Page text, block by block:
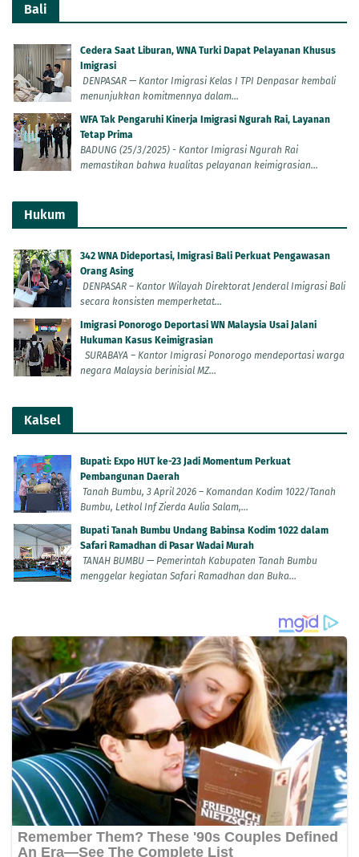
Bali
Cedera Saat Liburan, WNA Turki Dapat Pelayanan Khusus
Imigrasi
DENPASAR — Kantor Imigrasi Kelas I TPI Denpasar kembali
menunjukkan komitmennya dalam...
WFA Tak Pengaruhi Kinerja Imigrasi Ngurah Rai, Layanan
Tetap Prima
BADUNG (25/3/2025) - Kantor Imigrasi Ngurah Rai
memastikan bahwa kualitas pelayanan keimigrasian...
Hukum
342 WNA Dideportasi, Imigrasi Bali Perkuat Pengawasan
Orang Asing
DENPASAR – Kantor Wilayah Direktorat Jenderal Imigrasi Bali
secara konsisten memperketat...
Imigrasi Ponorogo Deportasi WN Malaysia Usai Jalani
Hukuman Kasus Keimigrasian
SURABAYA – Kantor Imigrasi Ponorogo mendeportasi warga
negara Malaysia berinisial MZ...
Kalsel
Bupati: Expo HUT ke-23 Jadi Momentum Perkuat
Pembangunan Daerah
Tanah Bumbu, 3 April 2026 – Komandan Kodim 1022/Tanah
Bumbu, Letkol Inf Zierda Aulia Salam,...
Bupati Tanah Bumbu Undang Babinsa Kodim 1022 dalam
Safari Ramadhan di Pasar Wadai Murah
TANAH BUMBU — Pemerintah Kabupaten Tanah Bumbu
menggelar kegiatan Safari Ramadhan dan Buka...